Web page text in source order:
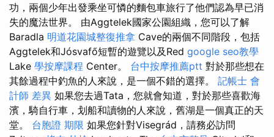
功，兩個少年出發乘坐可憐的麵包車旅行了他們認為早已消
失的魔法世界。 由Aggtelek國家公園組織，您可以了解
Baradla 明道花園城整復推拿 Cave的兩個不同階段，包括
Aggtelek和Jósvafő短暫的遊覽以及Red google seo教學
Lake 學按摩課程 Center。 台中按摩推薦ptt 對於那些想在
其餘過程中釣魚的人來說，是一個不錯的選擇。 記帳士 會
計師 差異 如果您去過Tata，您就會知道，對於那些喜歡海
濱，騎自行車，划船和讀物的人來說，舊湖是一個真正的天
堂。 台胞證 期限 如果您針對Visegrád，請務必訪問